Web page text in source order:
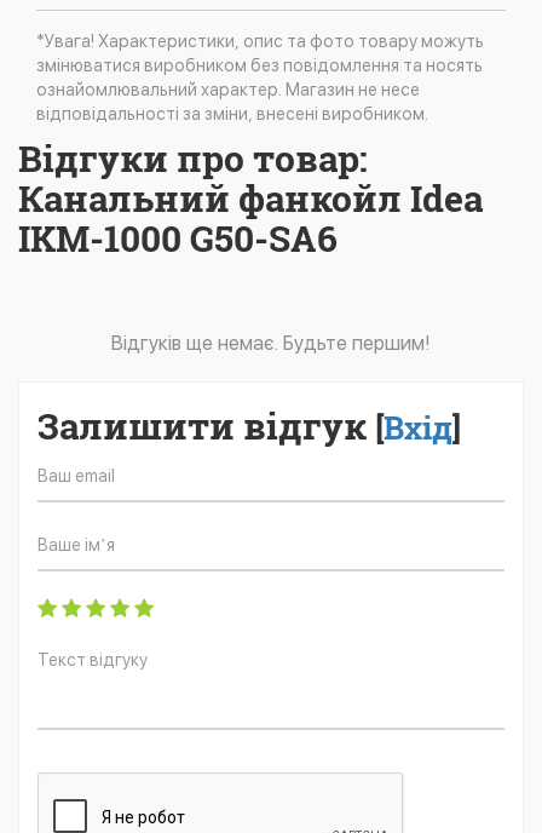
*Увага! Характеристики, опис та фото товару можуть
змінюватися виробником без повідомлення та носять
ознайомлювальний характер. Магазин не несе
відповідальності за зміни, внесені виробником.
Відгуки про товар:
Канальний фанкойл Idea
IKM-1000 G50-SA6
Відгуків ще немає. Будьте першим!
Залишити відгук [Вхід]